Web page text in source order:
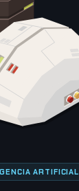
ARTIFICIAL